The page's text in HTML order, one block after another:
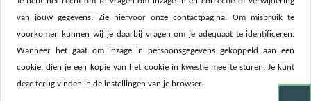
van jouw gegevens. Zie hiervoor onze contactpagina. Om misbruik te
voorkomen kunnen wij je daarbij vragen om je adequaat te identificeren.
Wanneer het gaat om inzage in persoonsgegevens gekoppeld aan een
cookie, dien je een kopie van het cookie in kwestie mee te sturen. Je kunt
deze terug vinden in de instellingen van je browser.